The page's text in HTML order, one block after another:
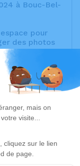
à Bouc-Bel-
pour
des photos
vos
des textes.
dédié à
est